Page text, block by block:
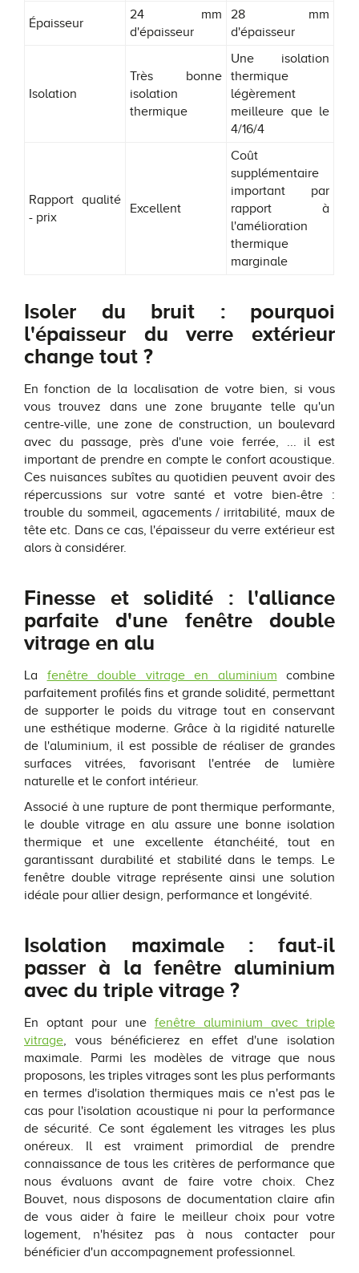
Épaisseur
24 mm
d'épaisseur
28 mm
d'épaisseur
Isolation
Très bonne
isolation
thermique
Une isolation
thermique
légèrement
meilleure que le
4/16/4
Rapport qualité
- prix
Excellent
Coût
supplémentaire
important par
rapport à
l'amélioration
thermique
marginale
Isoler du bruit : pourquoi
l'épaisseur du verre extérieur
change tout ?
En fonction de la localisation de votre bien, si vous
vous trouvez dans une zone bruyante telle qu'un
centre-ville, une zone de construction, un boulevard
avec du passage, près d'une voie ferrée, ... il est
important de prendre en compte le confort acoustique.
Ces nuisances subîtes au quotidien peuvent avoir des
répercussions sur votre santé et votre bien-être :
trouble du sommeil, agacements / irritabilité, maux de
tête etc. Dans ce cas, l'épaisseur du verre extérieur est
alors à considérer.
Finesse et solidité : l'alliance
parfaite d'une fenêtre double
vitrage en alu
La fenêtre double vitrage en aluminium combine
parfaitement profilés fins et grande solidité, permettant
de supporter le poids du vitrage tout en conservant
une esthétique moderne. Grâce à la rigidité naturelle
de l'aluminium, il est possible de réaliser de grandes
surfaces vitrées, favorisant l'entrée de lumière
naturelle et le confort intérieur.
Associé à une rupture de pont thermique performante,
le double vitrage en alu assure une bonne isolation
thermique et une excellente étanchéité, tout en
garantissant durabilité et stabilité dans le temps. Le
fenêtre double vitrage représente ainsi une solution
idéale pour allier design, performance et longévité.
Isolation maximale : faut-il
passer à la fenêtre aluminium
avec du triple vitrage ?
En optant pour une fenêtre aluminium avec triple
vitrage, vous bénéficierez en effet d'une isolation
maximale. Parmi les modèles de vitrage que nous
proposons, les triples vitrages sont les plus performants
en termes d'isolation thermiques mais ce n'est pas le
cas pour l'isolation acoustique ni pour la performance
de sécurité. Ce sont également les vitrages les plus
onéreux. Il est vraiment primordial de prendre
connaissance de tous les critères de performance que
nous évaluons avant de faire votre choix. Chez
Bouvet, nous disposons de documentation claire afin
de vous aider à faire le meilleur choix pour votre
logement, n'hésitez pas à nous contacter pour
bénéficier d'un accompagnement professionnel.